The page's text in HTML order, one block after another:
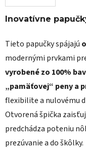
Inovatívne
Tieto papučky spájajú
modernými prvkami
vyrobené zo 100%
„pamäťovej“ peny a
flexibilite a nulovému
Otvorená špička
predchádza poteniu
prezúvanie a do škôlky.